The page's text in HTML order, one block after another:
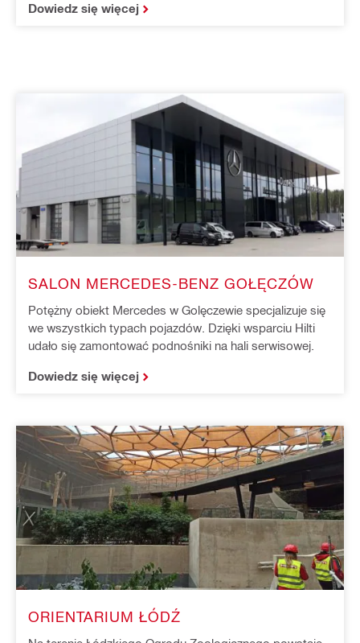
Dowiedz się więcej
SALON MERCEDES-BENZ GOŁĘCZÓW
Potężny obiekt Mercedes w Golęczewie specjalizuje się
we wszystkich typach pojazdów. Dzięki wsparciu Hilti
udało się zamontować podnośniki na hali serwisowej.
Dowiedz się więcej
ORIENTARIUM ŁÓDŹ